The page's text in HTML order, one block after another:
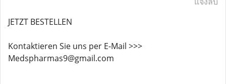
JETZT BESTELLEN
Kontaktieren Sie uns per E-Mail >>>
Medspharmas9@gmail.com